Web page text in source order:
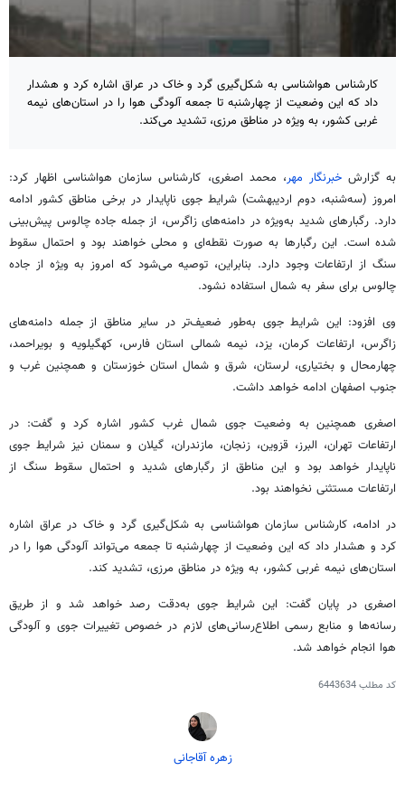
کارشناس هواشناسی به شکل‌گیری گرد و خاک در عراق اشاره کرد و هشدار
داد که این وضعیت از چهارشنبه تا جمعه آلودگی هوا را در استان‌های نیمه
غربی کشور، به ویژه در مناطق مرزی، تشدید می‌‎کند.
به گزارشخبرنگار مهر، محمد اصغری، کارشناس سازمان هواشناسی اظهار کرد:
امروز (سه‌شنبه، دوم اردیبهشت) شرایط جوی ناپایدار در برخی مناطق کشور ادامه
دارد. رگبارهای شدید به‌ویژه در دامنه‌های زاگرس، از جمله جاده چالوس پیش‌بینی
شده است. این رگبارها به صورت نقطه‌ای و محلی خواهند بود و احتمال سقوط
سنگ از ارتفاعات وجود دارد. بنابراین، توصیه می‌شود که امروز به ویژه از جاده
چالوس برای سفر به شمال استفاده نشود.
وی افزود: این شرایط جوی به‌طور ضعیف‌تر در سایر مناطق از جمله دامنه‌های
زاگرس، ارتفاعات کرمان، یزد، نیمه شمالی استان فارس، کهگیلویه و بویراحمد،
چهارمحال و بختیاری، لرستان، شرق و شمال استان خوزستان و همچنین غرب و
جنوب اصفهان ادامه خواهد داشت.
اصغری همچنین به وضعیت جوی شمال غرب کشور اشاره کرد و گفت: در
ارتفاعات تهران، البرز، قزوین، زنجان، مازندران، گیلان و سمنان نیز شرایط جوی
ناپایدار خواهد بود و این مناطق از رگبارهای شدید و احتمال سقوط سنگ از
ارتفاعات مستثنی نخواهند بود.
در ادامه، کارشناس سازمان هواشناسی به شکل‌گیری گرد و خاک در عراق اشاره
کرد و هشدار داد که این وضعیت از چهارشنبه تا جمعه می‌تواند آلودگی هوا را در
استان‌های نیمه غربی کشور، به ویژه در مناطق مرزی، تشدید کند.
اصغری در پایان گفت: این شرایط جوی به‌دقت رصد خواهد شد و از طریق
رسانه‌ها و منابع رسمی اطلاع‌رسانی‌های لازم در خصوص تغییرات جوی و آلودگی
هوا انجام خواهد شد.
کد مطلب6443634
زهره آقاجانی